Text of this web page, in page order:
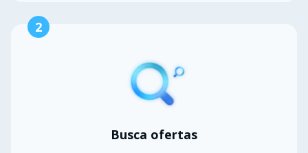
2
Busca ofertas